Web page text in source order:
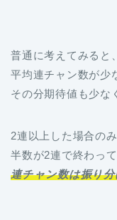
普通に考えてみると、
平均連チャン数が少
その分期待値も少な
2連以上した場合の
半数が2連で終わっ
連チャン数は振り